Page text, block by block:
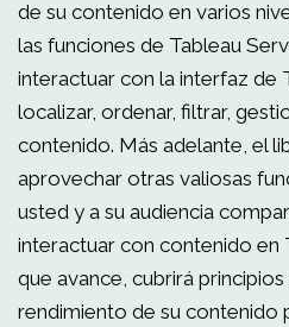
de su contenido en varios
las funciones de Tableau
interactuar con la interfaz de
localizar, ordenar, filtrar,
contenido. Más adelante, el
aprovechar otras valiosas
usted y a su audiencia
interactuar con contenido en
que avance, cubrirá
rendimiento de su contenido